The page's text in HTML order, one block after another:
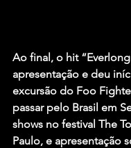
Ao final, o hit
apresentação e deu
excursão do Foo
passar pelo Brasil em
shows no festival The
Paulo, e apresentação